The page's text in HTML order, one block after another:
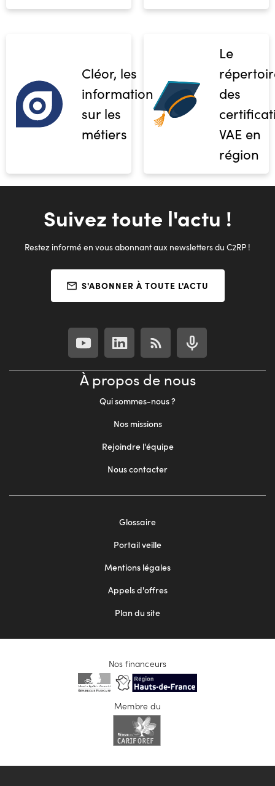
Cléor, les
informations
sur les
métiers
Le
des
VAE en
région
Suivez toute l'actu !
Restez informé en vous abonnant aux newsletters du C2RP !
S'ABONNER À TOUTE L'ACTU
À propos de nous
Qui sommes-nous ?
Nos missions
Rejoindre l'équipe
Nous contacter
Glossaire
Portail veille
Mentions légales
Appels d'offres
Plan du site
Nos financeurs
Membre du